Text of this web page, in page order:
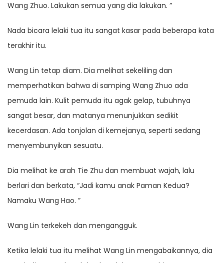
Wang Zhuo. Lakukan semua yang dia lakukan. ”
Nada bicara lelaki tua itu sangat kasar pada beberapa kata
terakhir itu.
Wang Lin tetap diam. Dia melihat sekeliling dan
memperhatikan bahwa di samping Wang Zhuo ada
pemuda lain. Kulit pemuda itu agak gelap, tubuhnya
sangat besar, dan matanya menunjukkan sedikit
kecerdasan. Ada tonjolan di kemejanya, seperti sedang
menyembunyikan sesuatu.
Dia melihat ke arah Tie Zhu dan membuat wajah, lalu
berlari dan berkata, “Jadi kamu anak Paman Kedua?
Namaku Wang Hao. ”
Wang Lin terkekeh dan mengangguk.
Ketika lelaki tua itu melihat Wang Lin mengabaikannya, dia